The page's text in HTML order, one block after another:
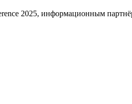
2025, информационным